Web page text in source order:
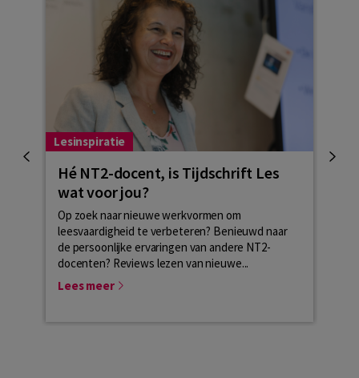
Lesinspiratie
Hé NT2-docent, is Tijdschrift Les
wat voor jou?
Op zoek naar nieuwe werkvormen om
leesvaardigheid te verbeteren? Benieuwd naar
de persoonlijke ervaringen van andere NT2-
docenten? Reviews lezen van nieuwe...
Lees meer